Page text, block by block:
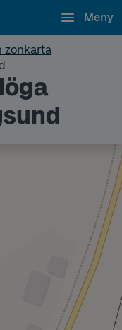
Meny
zonkarta